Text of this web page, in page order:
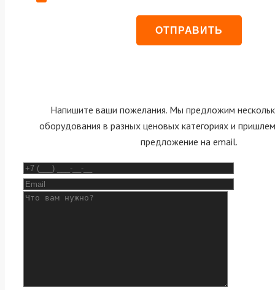
Напишите ваши пожелания. Мы предложим
оборудования в разных ценовых категориях и
предложение на email.